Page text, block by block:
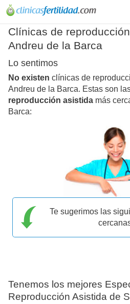
Clínicas de
Andreu de la Barca
Lo sentimos
No existen clínicas de
Andreu de la Barca. Estas son
reproducción asistida más
Barca:
Te sugerimos las
Tenemos los mejores
Reproducción Asistida de